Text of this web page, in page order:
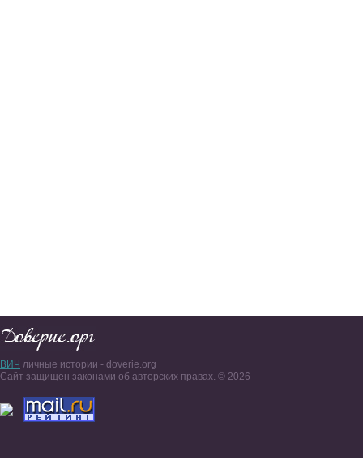
ВИЧ личные истории - doverie.org
Сайт защищен законами об авторских правах. © 2026